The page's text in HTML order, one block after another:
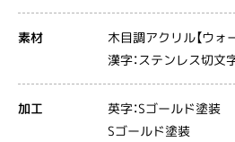
素材 木目調アクリル【ウォ
漢字：ステンレス切
加工 英字：Sゴールド塗装
Sゴールド塗装